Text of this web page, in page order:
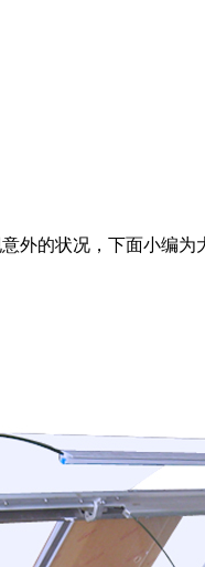
外的状况，下面小编为